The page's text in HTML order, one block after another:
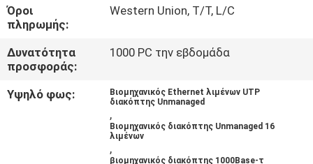
ΕΙΔΉΣΕΙΣ
ΖΗΤΉΣΤΕ
ΈΝΑ
ΑΠΌΣΠΑΣΜΑ
Όροι
πληρωμής:
Western Union, T/T, L/C
Δυνατότητα
προσφοράς:
1000 PC την εβδομάδα
Υψηλό φως:
Βιομηχανικός Ethernet λιμένων UTP
διακόπτης Unmanaged
,
Βιομηχανικός διακόπτης Unmanaged 16
λιμένων
,
βιομηχανικός διακόπτης 1000Base-τ